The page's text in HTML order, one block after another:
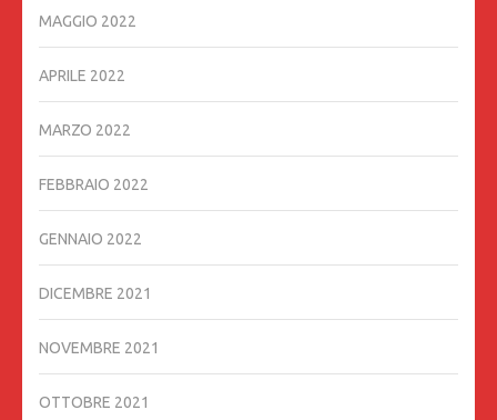
MAGGIO 2022
APRILE 2022
MARZO 2022
FEBBRAIO 2022
GENNAIO 2022
DICEMBRE 2021
NOVEMBRE 2021
OTTOBRE 2021